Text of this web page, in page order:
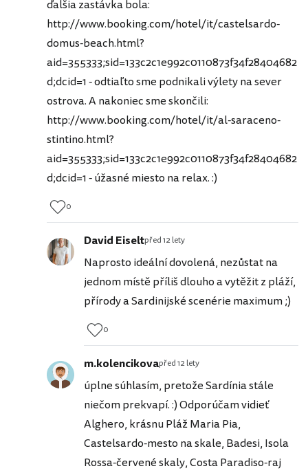
ďalšia zastávka bola:
http://www.booking.com/hotel/it/castelsardo-
domus-beach.html?
aid=355333;sid=133c2c1e992c0110873f34f28404682
d;dcid=1 - odtiaľto sme podnikali výlety na sever
ostrova. A nakoniec sme skončili:
http://www.booking.com/hotel/it/al-saraceno-
stintino.html?
aid=355333;sid=133c2c1e992c0110873f34f28404682
d;dcid=1 - úžasné miesto na relax. :)
0
David Eiseltpřed 12 lety
Naprosto ideální dovolená, nezůstat na
jednom místě příliš dlouho a vytěžit z pláží,
přírody a Sardinijské scenérie maximum ;)
0
m.kolencikovapřed 12 lety
úplne súhlasím, pretože Sardínia stále
niečom prekvapí. :) Odporúčam vidieť
Alghero, krásnu Pláž Maria Pia,
Castelsardo-mesto na skale, Badesi, Isola
Rossa-červené skaly, Costa Paradiso-raj